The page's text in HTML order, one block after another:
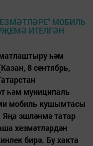
һәм
8 сентябрь,
һәм муниципаль
мобиль кушымтасы
эшләнмә татар
хезмәтләрдән
бирә. Бу хакта